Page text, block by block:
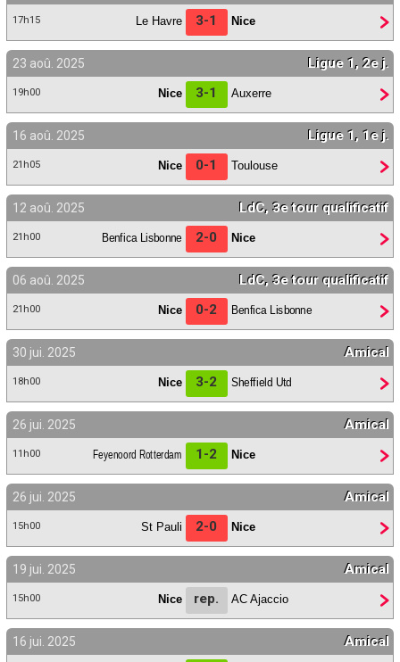
17h15 Le Havre 3-1 Nice
23 aoû. 2025 Ligue 1, 2e j.
19h00 Nice 3-1 Auxerre
16 aoû. 2025 Ligue 1, 1e j.
21h05 Nice 0-1 Toulouse
12 aoû. 2025 LdC, 3e tour qualificatif
21h00 Benfica Lisbonne 2-0 Nice
06 aoû. 2025 LdC, 3e tour qualificatif
21h00 Nice 0-2 Benfica Lisbonne
30 jui. 2025 Amical
18h00 Nice 3-2 Sheffield Utd
26 jui. 2025 Amical
11h00 Feyenoord Rotterdam 1-2 Nice
26 jui. 2025 Amical
15h00 St Pauli 2-0 Nice
19 jui. 2025 Amical
15h00 Nice rep. AC Ajaccio
16 jui. 2025 Amical